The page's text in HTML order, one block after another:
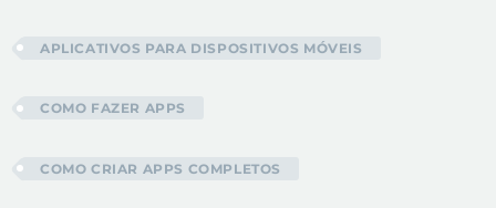
APLICATIVOS PARA DISPOSITIVOS MÓVEIS
COMO FAZER APPS
COMO CRIAR APPS COMPLETOS